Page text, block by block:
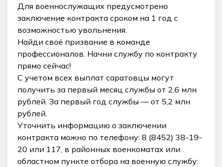
Для военнослужащих предусмотрено
заключение контракта сроком на 1 год с
возможностью увольнения.
Найди своё призвание в команде
профессионалов. Начни службу по контракту
прямо сейчас!
С учетом всех выплат саратовцы могут
получить за первый месяц службы от 2,6 млн
рублей. За первый год службы — от 5,2 млн
рублей.
Уточнить информацию о заключении
контракта можно по телефону: 8 (8452) 38-19-
20 или 117, в районных военкоматах или
областном пункте отбора на военную службу: